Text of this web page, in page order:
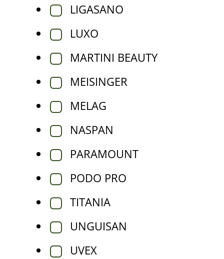
LIGASANO
LUXO
MARTINI BEAUTY
MEISINGER
MELAG
NASPAN
PARAMOUNT
PODO PRO
TITANIA
UNGUISAN
UVEX